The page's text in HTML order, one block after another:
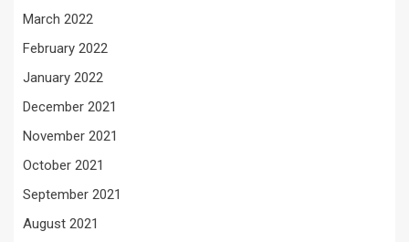
March 2022
February 2022
January 2022
December 2021
November 2021
October 2021
September 2021
August 2021